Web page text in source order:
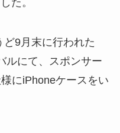
9月末に行われた
ルにて、スポンサー
にiPhoneケースをい